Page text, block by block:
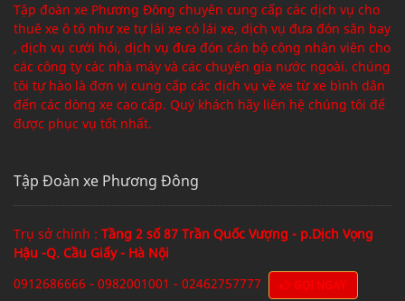
Tập đoàn xe Phương Đông chuyên cung cấp các dịch vụ cho
thuê xe ô tô như xe tự lái xe có lái xe, dịch vụ đưa đón sân bay
, dịch vụ cưới hỏi, dịch vụ đưa đón cán bộ công nhân viên cho
các công ty các nhà máy và các chuyên gia nước ngoài. chúng
tôi tự hào là đơn vị cung cấp các dịch vụ về xe từ xe bình dân
đến các dòng xe cao cấp. Quý khách hãy liên hệ chúng tôi để
được phục vụ tốt nhất.
Tập Đoàn xe Phương Đông
Trụ sở chính : Tầng 2 số 87 Trần Quốc Vượng - p.Dịch Vọng
Hậu -Q. Cầu Giấy - Hà Nội
0912686666 - 0982001001 - 02462757777
GỌI NGAY